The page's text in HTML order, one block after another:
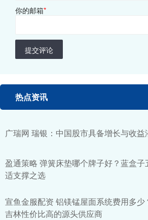
你的邮箱*
提交评论
热点资讯
广瑞网 瑞银：中国股市具备增长与收益
盈通策略 弹簧床垫哪个牌子好？蓝盒子
适支撑之选
宣鱼金服配资 铝镁锰屋面系统费用多少
吉林性价比高的源头供应商